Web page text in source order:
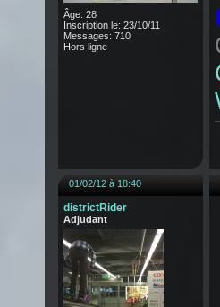
Âge: 28
Inscription le: 23/10/11
Messages: 710
Hors ligne
01/02/12 à 18:40
districtRider
Adjudant